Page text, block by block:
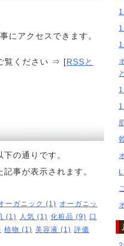
にアクセスできます。
覧ください ⇒ [RSSと
の通りです。
事が表示されます。
ーガニック (1) オーガニッ
(1) 人気 (1) 化粧品 (9) 口
植物 (1) 美容液 (1) 評価